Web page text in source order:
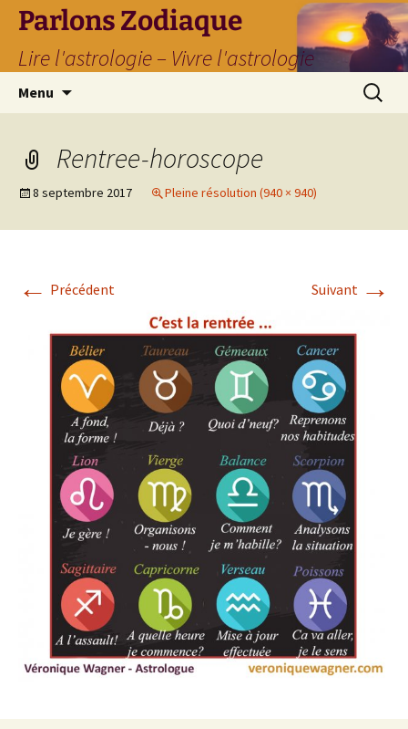
Parlons Zodiaque
Lire l'astrologie – Vivre l'astrologie
Menu
Rentree-horoscope
8 septembre 2017 Pleine résolution (940 × 940)
← Précédent Suivant →